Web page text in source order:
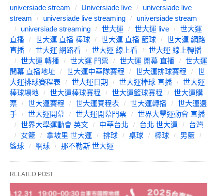
universiade stream
Universiade live
universiade live
stream
universiade live streaming
universiade stream
universiade streaming
世大運 世大運 live
世大運
直播
世大運 直播 棒球 世大運 直播 籃球
世大運 網路
直播
世大運 網路看 世大運 線上看
世大運 線上轉播
世大運 轉播
世大運 門票 世大運 開幕 直播
世大運
開幕 直播地址
世大運中華隊賽程 世大運排球賽程
世
大運排球賽程表
世大運日期 世大運棒球 直播
世大運
棒球場地
世大運棒球賽程 世大運籃球賽程
世大運購
票
世大運賽程 世大運賽程表 世大運轉播
世大運選
手
世大運開幕 世大運開幕門票
世界大學運動會 直播
世界大學運動會 英文
中華台北 台北 世大運
台灣
女籃
拿坡里 世大運 排球 桌球 棒球
男籃
籃球
網球 那不勒斯 世大運
RELATED POST